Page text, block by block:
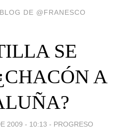
DE @FRANESCO
SE
A
2009 - 10:13 - PROGRESO